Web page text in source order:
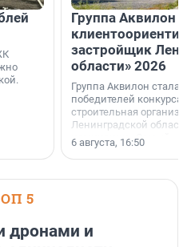
Группа Аквилон
застройщик
области» 2026
Группа Аквилон стала
победителей конкурса
строительная
Ленинградской области
номинации «Самый
застройщик
области».
6 августа, 16:50
5
дронами и